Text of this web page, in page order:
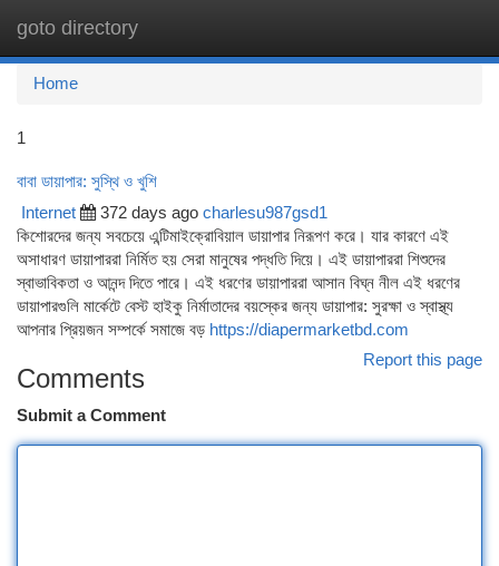
goto directory
Home
1
বাবা ডায়াপার: সুস্থি ও খুশি
Internet 372 days ago charlesu987gsd1
কিশোরদের জন্য সবচেয়ে এন্টিমাইক্রোবিয়াল ডায়াপার নিরূপণ করে। যার কারণে এই
অসাধারণ ডায়াপাররা নির্মিত হয় সেরা মানুষের পদ্ধতি দিয়ে। এই ডায়াপাররা শিশুদের
স্বাভাবিকতা ও আনন্দ দিতে পারে। এই ধরণের ডায়াপাররা আসান বিঘ্ন নীল এই ধরণের
ডায়াপারগুলি মার্কেটে বেস্ট হাইকু নির্মাতাদের বয়স্কের জন্য ডায়াপার: সুরক্ষা ও স্বাস্থ্য
আপনার প্রিয়জন সম্পর্কে সমাজে বড় https://diapermarketbd.com
Report this page
Comments
Submit a Comment